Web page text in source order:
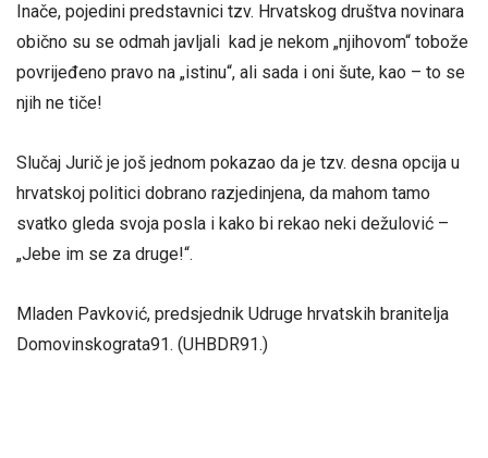
Inače, pojedini predstavnici tzv. Hrvatskog društva novinara
obično su se odmah javljali kad je nekom „njihovom“ tobože
povrijeđeno pravo na „istinu“, ali sada i oni šute, kao – to se
njih ne tiče!
Slučaj Jurič je još jednom pokazao da je tzv. desna opcija u
hrvatskoj politici dobrano razjedinjena, da mahom tamo
svatko gleda svoja posla i kako bi rekao neki dežulović –
„Jebe im se za druge!“.
Mladen Pavković, predsjednik Udruge hrvatskih branitelja
Domovinskograta91. (UHBDR91.)